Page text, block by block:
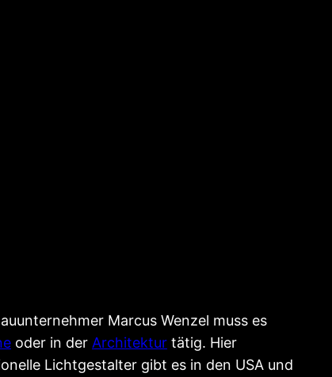
Marcus Wenzel muss es
oder in der Architektur tätig. Hier
Lichtgestalter gibt es in den USA und